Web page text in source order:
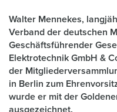
Walter Mennekes,
Verband der deutschen
Geschäftsführender
Elektrotechnik GmbH &
der
in Berlin zum
wurde er mit der
ausgezeichnet.